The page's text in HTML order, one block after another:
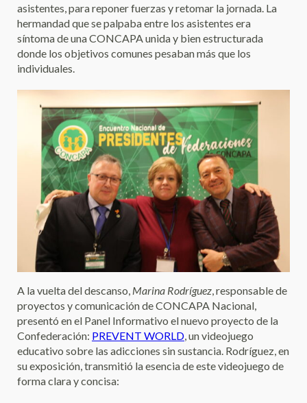
asistentes, para reponer fuerzas y retomar la jornada. La
hermandad que se palpaba entre los asistentes era
síntoma de una CONCAPA unida y bien estructurada
donde los objetivos comunes pesaban más que los
individuales.
A la vuelta del descanso, Marina Rodríguez , responsable de
proyectos y comunicación de CONCAPA Nacional,
presentó en el Panel Informativo el nuevo proyecto de la
Confederación: PREVENT WORLD , un videojuego
educativo sobre las adicciones sin sustancia. Rodríguez, en
su exposición, transmitió la esencia de este videojuego de
forma clara y concisa: